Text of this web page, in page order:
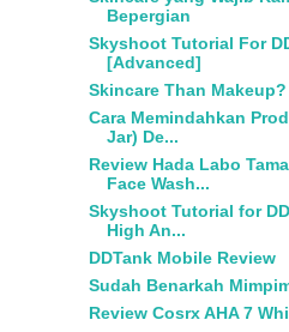
Bepergian
Skyshoot Tutorial For
[Advanced]
Skincare Than Makeup?
Cara Memindahkan
Jar) De...
Review Hada Labo
Face Wash...
Skyshoot Tutorial for
High An...
DDTank Mobile Review
Sudah Benarkah
Review Cosrx AHA 7